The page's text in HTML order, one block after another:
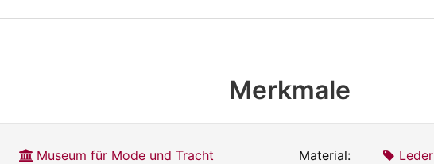
Merkmale
Museum für Mode und Tracht Material: Leder